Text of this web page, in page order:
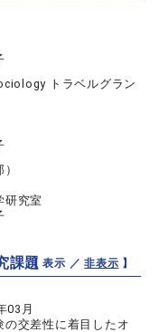
トラベルグラン
研究室
課題【 表示 ／非表示 】
03月
の交差性に着目したオ